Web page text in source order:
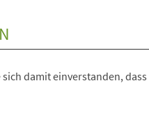
damit einverstanden,